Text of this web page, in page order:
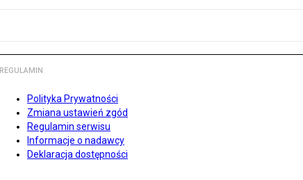
REGULAMIN
Polityka Prywatności
Zmiana ustawień zgód
Regulamin serwisu
Informacje o nadawcy
Deklaracja dostępności